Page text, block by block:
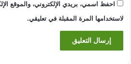
احفظ اسمي، بريدي الإلكتروني، والموقع
لاستخدامها المرة المقبلة في تعليقي.